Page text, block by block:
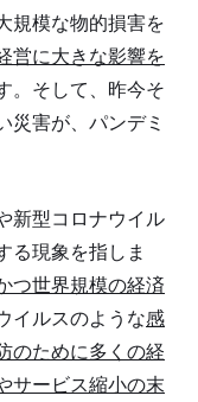
規模な物的損害を
営に大きな影響を
。そして、昨今そ
災害が、パンデミ
新型コロナウイル
る現象を指しま
つ世界規模の経済
イルスのような感
のために多くの経
サービス縮小の末